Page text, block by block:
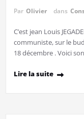
Par Olivier dans
C’est jean Louis
communiste, sur le
18 décembre . Voici
Lire la suite